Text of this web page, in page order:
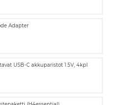
Adapter
USB-C akkuparistot 1.5V, 4kpl